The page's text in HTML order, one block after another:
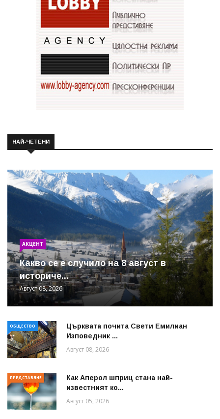
НАЙ-ЧЕТЕНИ
АКЦЕНТ
Какво се е случило на 8 август в
историче...
Август 08, 2026
ОБЩЕСТВО
Църквата почита Свeти Емилиан
Изповедник ...
Август 08, 2026
ПРЕДСТАВЯНЕ
Как Аперол шприц стана най-
известният ко...
Август 05, 2026